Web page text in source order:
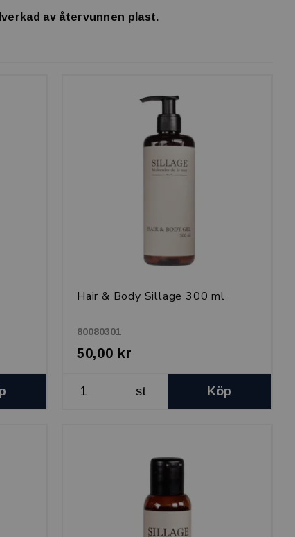
av återvunnen plast.
Hair & Body Sillage 300 ml
80080301
50,00 kr
st Köp